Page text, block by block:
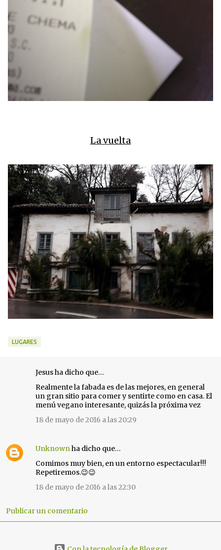
La vuelta
LUGARES
a
r
Jesus ha dicho que…
Realmente la fabada es de las mejores, en general
un gran sitio para comer y sentirte como en casa. El
menú vegano interesante, quizás la próxima vez
18 de mayo de 2016 a las 20:29
Unknownha dicho que…
Comimos muy bien, en un entorno espectacular!!!
Repetiremos.😉😉
18 de mayo de 2016 a las 22:30
Publicar un comentario